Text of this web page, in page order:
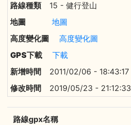
15 - 健行登山
地圖
高度變化圖
下載
2011/02/06 - 18:43:17
2019/05/23 - 21:12:33
路線gpx名稱